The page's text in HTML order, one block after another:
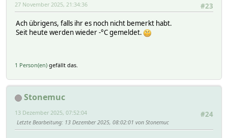
#23
27 November 2025, 21:34:36
Ach übrigens, falls ihr es noch nicht bemerkt habt.
Seit heute werden wieder -°C gemeldet.
1 Person(en) gefällt das.
Stonemuc
#24
13 Dezember 2025, 07:52:04
Letzte Bearbeitung: 13 Dezember 2025, 08:02:01 von Stonemuc